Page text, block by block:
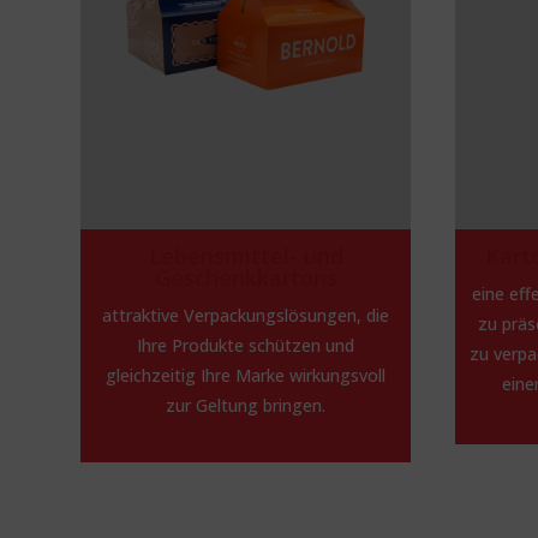
attraktive Verpackungslösungen, die
Ihre Produkte schützen und
gleichzeitig Ihre Marke wirkungsvoll
zur Geltung bringen.
eine
zu
zu